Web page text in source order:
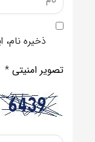
ذخیره
تصویر امنیتی *